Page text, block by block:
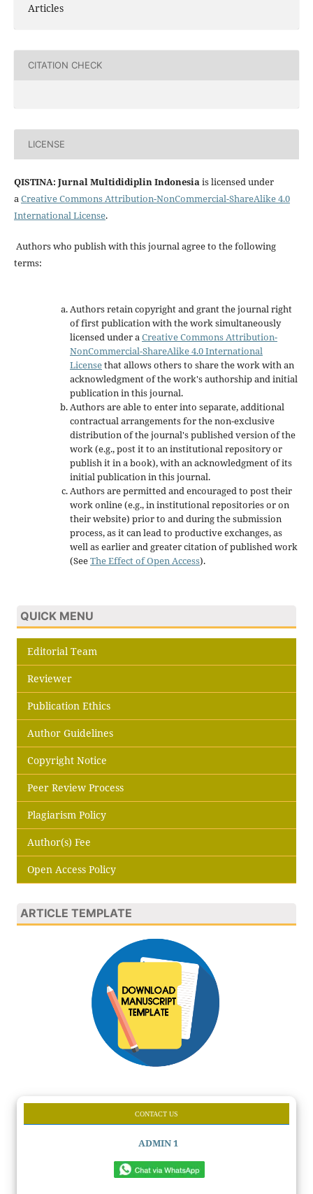
Articles
CITATION CHECK
LICENSE
QISTINA: Jurnal Multididiplin Indonesiais licensed under
aCreative Commons Attribution-NonCommercial-ShareAlike 4.0
International License.
Authors who publish with this journal agree to the following
terms:
Authors retain copyright and grant the journal right
of first publication with the work simultaneously
licensed under aCreative Commons Attribution-
NonCommercial-ShareAlike 4.0 International
Licensethat allows others to share the work with an
acknowledgment of the work's authorship and initial
publication in this journal.
Authors are able to enter into separate, additional
contractual arrangements for the non-exclusive
distribution of the journal's published version of the
work (e.g., post it to an institutional repository or
publish it in a book), with an acknowledgment of its
initial publication in this journal.
Authors are permitted and encouraged to post their
work online (e.g., in institutional repositories or on
their website) prior to and during the submission
process, as it can lead to productive exchanges, as
well as earlier and greater citation of published work
(SeeThe Effect of Open Access).
QUICK MENU
Editorial Team
Reviewer
Publication Ethics
Author Guidelines
Copyright Notice
Peer Review Process
Plagiarism Policy
Author(s) Fee
Open Access Policy
ARTICLE TEMPLATE
CONTACT US
ADMIN 1